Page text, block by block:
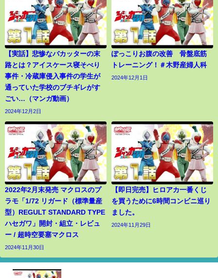
【実話】悲惨なバカッターの末
路とは？アイスケース寝そべり
事件・冷蔵庫侵入事件の学生が
通っていた学校のブチギレがす
ごい…（マンガ動画）
2024年12月2日
ぽっこりお腹の改善 骨盤底筋
トレーニング！＃木野産婦人科
2024年12月1日
2022年2月末発売 マクロスのプ
ラモ「1/72 リガード（標準量産
型）REGULT STANDARD TYPE
ハセガワ」開封・組立・レビュ
ー / 超時空要塞マクロス
2024年11月30日
【即日完売】ヒロアカ一番くじ
を買うために6時間コンビニ巡り
ました。
2024年11月29日